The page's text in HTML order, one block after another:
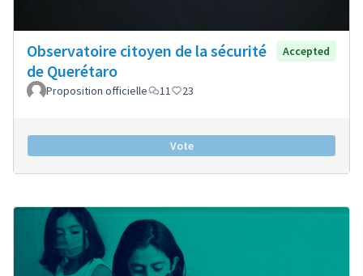
Observatoire citoyen de la sécurité
de Querétaro
Accepted
Proposition officielle 11 23
Vote